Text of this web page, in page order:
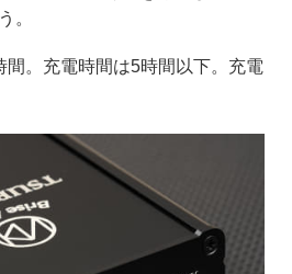
。
間。充電時間は5時間以下。充電